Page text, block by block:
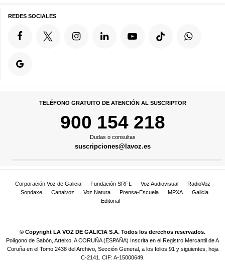
REDES SOCIALES
TELÉFONO GRATUITO DE ATENCIÓN AL SUSCRIPTOR
900 154 218
Dudas o consultas
suscripciones@lavoz.es
Corporación Voz de Galicia Fundación SRFL Voz Audiovisual
RadioVoz
Sondaxe
Canalvoz Voz Natura Prensa-Escuela MPXA
Galicia
Editorial
© Copyright LA VOZ DE GALICIA S.A. Todos los derechos reservados.
Polígono de Sabón, Arteixo, A CORUÑA (ESPAÑA) Inscrita en el Registro Mercantil de A
Coruña en el Tomo 2438 del Archivo, Sección General, a los folios 91 y siguientes, hoja
C-2141. CIF: A-15000649.